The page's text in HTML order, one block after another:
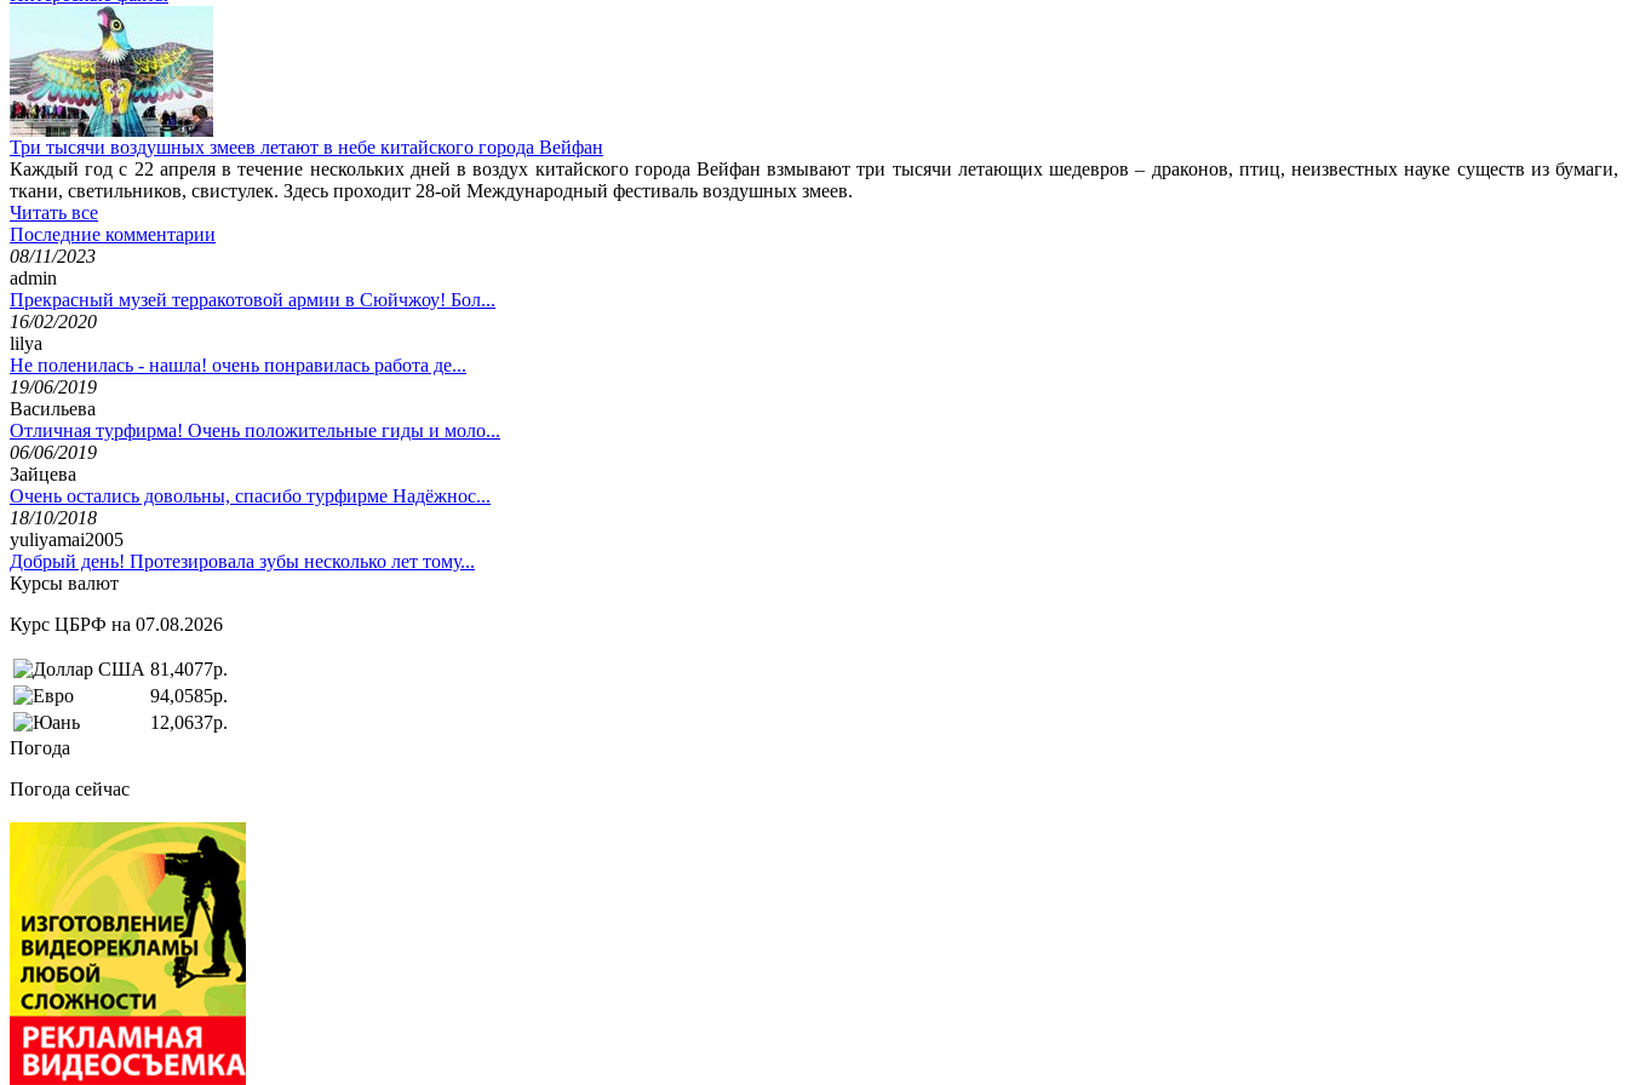
Три тысячи воздушных змеев летают в небе китайского города Вейфан
Каждый год с 22 апреля в течение нескольких дней в воздух китайского города Вейфан взмывают три тысячи летающих шедевров – драконов, птиц, неизвестных науке существ из бумаги,
ткани, светильников, свистулек. Здесь проходит 28-ой Международный фестиваль воздушных змеев.
Читать все
Последние комментарии
08/11/2023
admin
Прекрасный музей терракотовой армии в Сюйчжоу! Бол...
16/02/2020
lilya
Не поленилась - нашла! очень понравилась работа де...
19/06/2019
Васильева
Отличная турфирма! Очень положительные гиды и моло...
06/06/2019
Зайцева
Очень остались довольны, спасибо турфирме Надёжнос...
18/10/2018
yuliyamai2005
Добрый день! Протезировала зубы несколько лет тому...
Курсы валют
Курс ЦБРФ на 07.08.2026
81,4077р.
94,0585р.
12,0637р.
Погода
Погода сейчас